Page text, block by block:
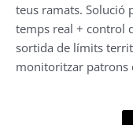
teus ramats. Solució
temps real + control
sortida de límits
monitoritzar patrons